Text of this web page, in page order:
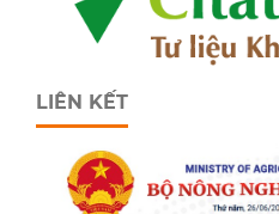
LIÊN KẾT